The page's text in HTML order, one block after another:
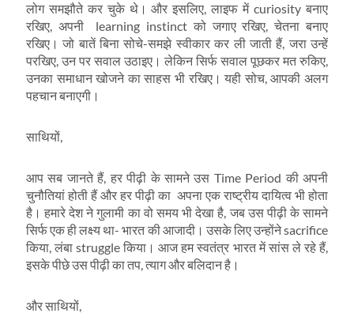
लोग समझौते कर चुके थे। और इसलिए, लाइफ में curiosity बनाए
रखिए, अपनी learning instinct को जगाए रखिए, चेतना बनाए
रखिए। जो बातें बिना सोचे-समझे स्वीकार कर ली जाती हैं, जरा उन्हें
परखिए, उन पर सवाल उठाइए। लेकिन सिर्फ सवाल पूछकर मत रुकिए,
उनका समाधान खोजने का साहस भी रखिए। यही सोच, आपकी अलग
पहचान बनाएगी।
साथियों,
आप सब जानते हैं, हर पीढ़ी के सामने उस Time Period की अपनी
चुनौतियां होती हैं और हर पीढ़ी का अपना एक राष्ट्रीय दायित्व भी होता
है। हमारे देश ने गुलामी का वो समय भी देखा है, जब उस पीढ़ी के सामने
सिर्फ एक ही लक्ष्य था- भारत की आजादी। उसके लिए उन्होंने sacrifice
किया, लंबा struggle किया। आज हम स्वतंत्र भारत में सांस ले रहे हैं,
इसके पीछे उस पीढ़ी का तप, त्याग और बलिदान है।
और साथियों,